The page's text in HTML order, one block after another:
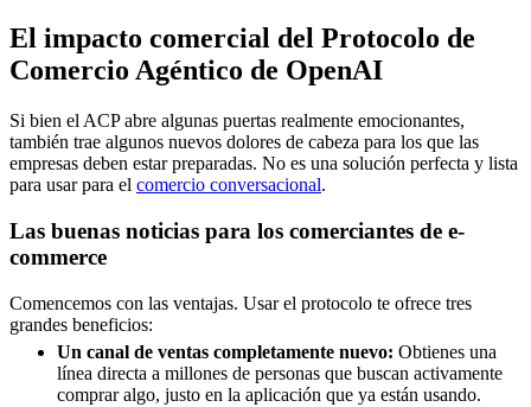
El impacto comercial del Protocolo de
Comercio Agéntico de OpenAI
Si bien el ACP abre algunas puertas realmente emocionantes,
también trae algunos nuevos dolores de cabeza para los que las
empresas deben estar preparadas. No es una solución perfecta y lista
para usar para el comercio conversacional.
Las buenas noticias para los comerciantes de e-
commerce
Comencemos con las ventajas. Usar el protocolo te ofrece tres
grandes beneficios:
Un canal de ventas completamente nuevo: Obtienes una
línea directa a millones de personas que buscan activamente
comprar algo, justo en la aplicación que ya están usando.